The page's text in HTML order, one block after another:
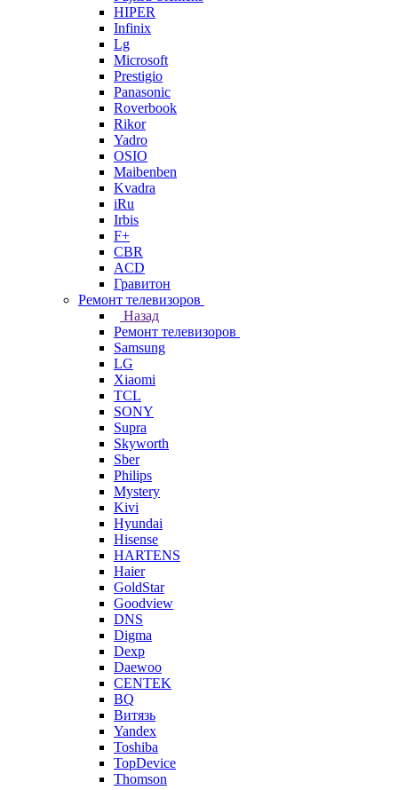
HIPER
Infinix
Lg
Microsoft
Prestigio
Panasonic
Roverbook
Rikor
Yadro
OSIO
Maibenben
Kvadra
iRu
Irbis
F+
CBR
ACD
Гравитон
Ремонт телевизоров
Назад
Ремонт телевизоров
Samsung
LG
Xiaomi
TCL
SONY
Supra
Skyworth
Sber
Philips
Mystery
Kivi
Hyundai
Hisense
HARTENS
Haier
GoldStar
Goodview
DNS
Digma
Dexp
Daewoo
CENTEK
BQ
Витязь
Yandex
Toshiba
TopDevice
Thomson